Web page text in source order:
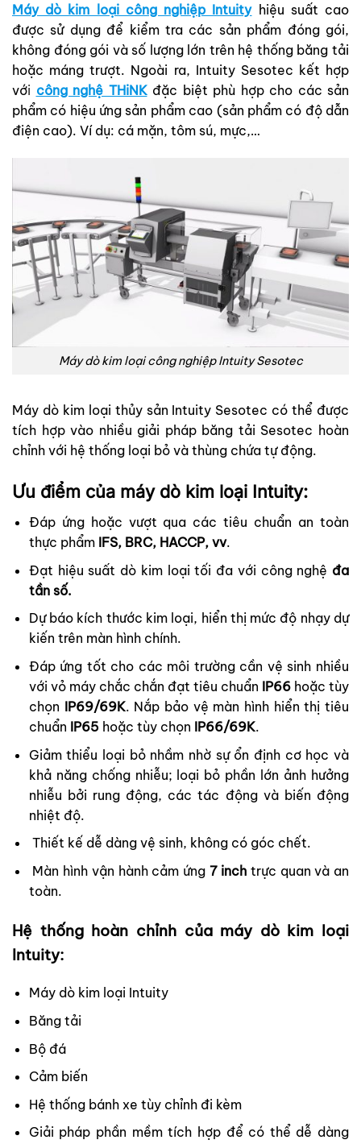
Máy dò kim loại công nghiệp Intuity hiệu suất cao
được sử dụng để kiểm tra các sản phẩm đóng gói,
không đóng gói và số lượng lớn trên hệ thống băng tải
hoặc máng trượt. Ngoài ra, Intuity Sesotec kết hợp
với công nghệ THiNK đặc biệt phù hợp cho các sản
phẩm có hiệu ứng sản phẩm cao (sản phẩm có độ dẫn
điện cao). Ví dụ: cá mặn, tôm sú, mực,…
Máy dò kim loại công nghiệp Intuity Sesotec
Máy dò kim loại thủy sản Intuity Sesotec có thể được
tích hợp vào nhiều giải pháp băng tải Sesotec hoàn
chỉnh với hệ thống loại bỏ và thùng chứa tự động.
Ưu điểm của máy dò kim loại Intuity:
Đáp ứng hoặc vượt qua các tiêu chuẩn an toàn
thực phẩm IFS, BRC, HACCP, vv.
Đạt hiệu suất dò kim loại tối đa với công nghệ đa
tần số.
Dự báo kích thước kim loại, hiển thị mức độ nhạy dự
kiến trên màn hình chính.
Đáp ứng tốt cho các môi trường cần vệ sinh nhiều
với vỏ máy chắc chắn đạt tiêu chuẩn IP66hoặc tùy
chọn IP69/69K. Nắp bảo vệ màn hình hiển thị tiêu
chuẩn IP65hoặc tùy chọn IP66/69K.
Giảm thiểu loại bỏ nhầm nhờ sự ổn định cơ học và
khả năng chống nhiễu; loại bỏ phần lớn ảnh hưởng
nhiễu bởi rung động, các tác động và biến động
nhiệt độ.
Thiết kế dễ dàng vệ sinh, không có góc chết.
Màn hình vận hành cảm ứng 7 inch trực quan và an
toàn.
Hệ thống hoàn chỉnh của máy dò kim loại
Intuity:
Máy dò kim loại Intuity
Băng tải
Bộ đá
Cảm biến
Hệ thống bánh xe tùy chỉnh đi kèm
Giải pháp phần mềm tích hợp để có thể dễ dàng